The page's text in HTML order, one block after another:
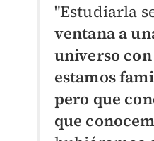
"Estudiarla
ventana a
universo
estamos
pero que
que